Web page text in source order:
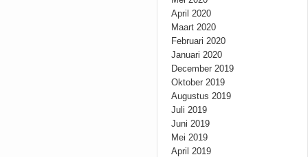
April 2020
Maart 2020
Februari 2020
Januari 2020
December 2019
Oktober 2019
Augustus 2019
Juli 2019
Juni 2019
Mei 2019
April 2019